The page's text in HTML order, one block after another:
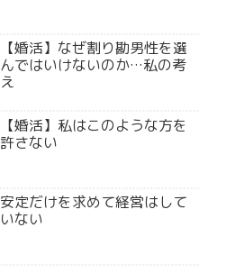
【婚活】なぜ割り勘男性を選
んではいけないのか…私の考
え
【婚活】私はこのような方を
許さない
安定だけを求めて経営はして
いない